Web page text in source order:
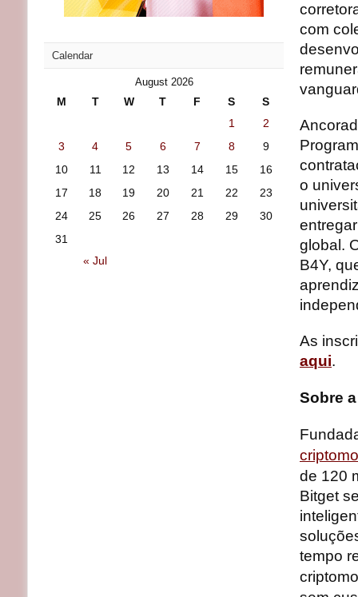
com
o
global.
B4Y,
As
aqui.
Sobre
de 120
Bitget
tempo
Calendar
August 2026
M T W T F S S
« Jul
1
2
3
4 5 6 7 8
9
10
11 12 13 14 15
16
17
18 19 20 21 22
23
24
25 26 27 28 29
30
31